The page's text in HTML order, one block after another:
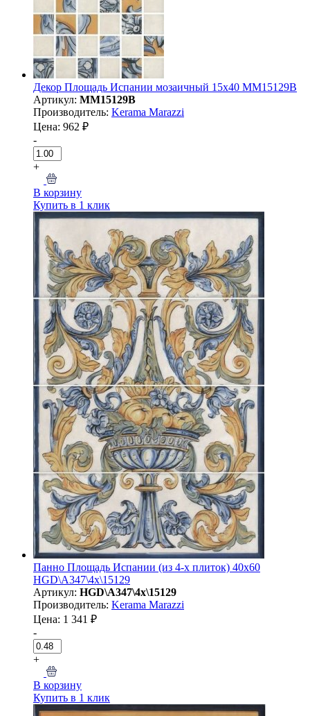
Декор Площадь Испании мозаичный 15x40 MM15129B
Артикул: MM15129B
Производитель: Kerama Marazzi
Цена: 962 ₽
-
+
В корзину
Купить в 1 клик
Панно Площадь Испании (из 4-х плиток) 40x60
HGD\A347\4x\15129
Артикул: HGD\A347\4x\15129
Производитель: Kerama Marazzi
Цена: 1 341 ₽
-
+
В корзину
Купить в 1 клик